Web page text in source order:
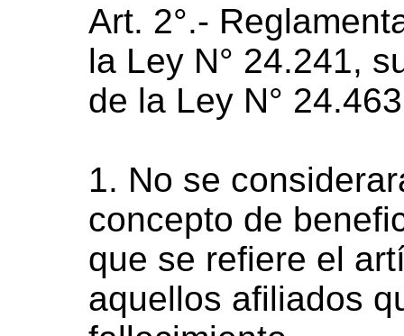
Art. 2°.-
la Ley N° 24.241,
de la Ley N°
1. No se
concepto de
que se refiere el
aquellos afiliados